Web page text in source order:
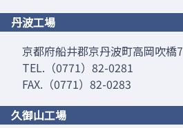
丹波工場
京都府船井郡京丹波町高岡吹橋7
TEL.（0771）82-0281
FAX.（0771）82-0283
久御山工場